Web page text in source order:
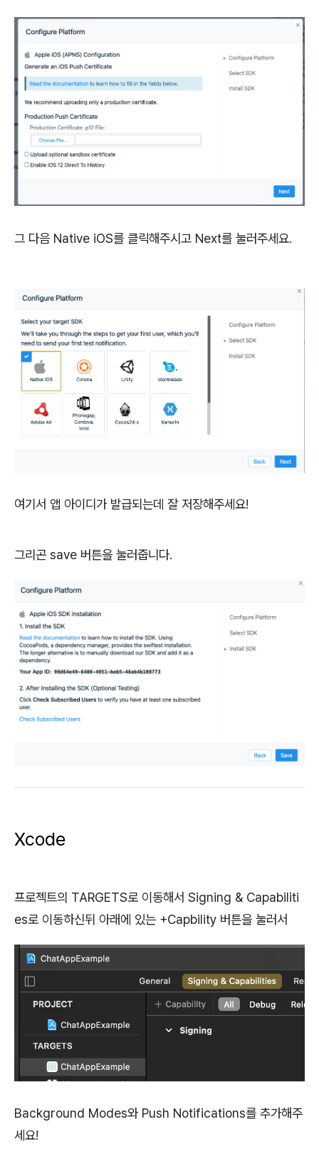
그 다음 Native iOS를 클릭해주시고 Next를 눌러주세요.
여기서 앱 아이디가 발급되는데 잘 저장해주세요!
그리곤 save 버튼을 눌러줍니다.
Xcode
프로젝트의 TARGETS로 이동해서 Signing & Capabiliti
es로 이동하신뒤 아래에 있는 +Capbility 버튼을 눌러서
Background Modes와 Push Notifications를 추가해주
세요!